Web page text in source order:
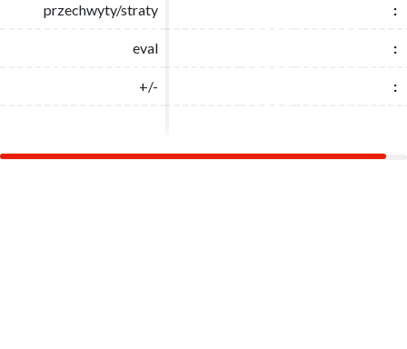
przechwyty/straty :
eval :
+/- :
przechwyty/straty :
eval :
+/- :